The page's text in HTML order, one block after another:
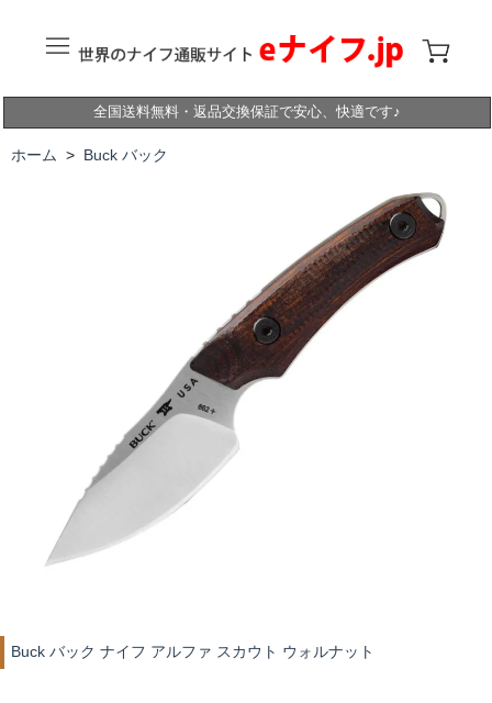
全国送料無料・返品交換保証で安心、快適です♪
ホーム > Buck バック
Buck バック ナイフ アルファ スカウト ウォルナット